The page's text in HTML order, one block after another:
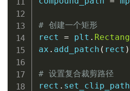
# 创建一个矩形
rect = plt .
ax . add_patch ( rect )
# 设置复合裁剪路径
rect . set_clip_path